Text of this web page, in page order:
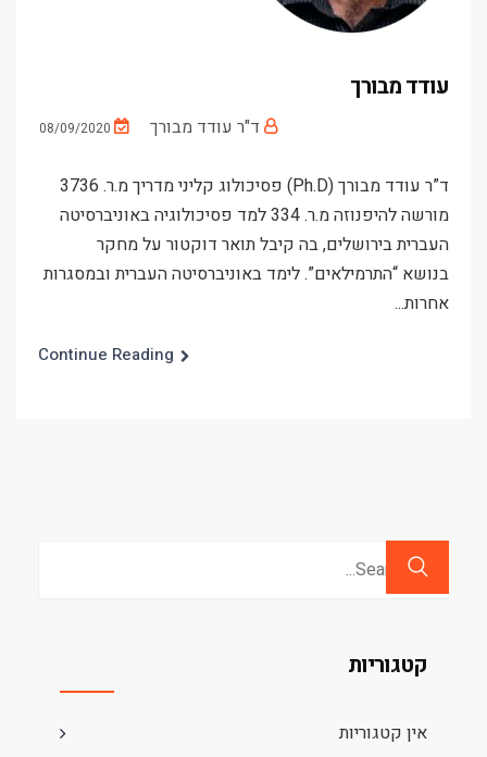
עודד מבורך
ד"ר עודד מבורך
ד”ר עודד מבורך (Ph.D) פסיכולוג קליני מדריך מ.ר. 3736
מורשה להיפנוזה מ.ר. 334 למד פסיכולוגיה באוניברסיטה
העברית בירושלים, בה קיבל תואר דוקטור על מחקר
בנושא “התרמילאים”. לימד באוניברסיטה העברית ובמסגרות
אחרות...
Continue Reading
Search
קטגוריות
אין קטגוריות